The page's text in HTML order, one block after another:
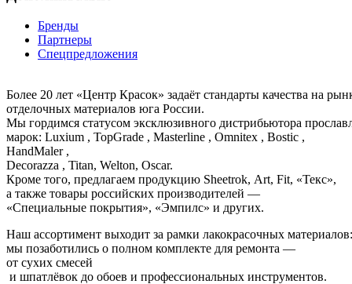
Бренды
Партнеры
Спецпредложения
Более 20 лет «Центр Красок» задаёт стандарты качества на
отделочных материалов юга России.
Мы гордимся статусом эксклюзивного дистрибьютора
марок: Luxium , TopGrade , Masterline , Omnitex , Bostic ,
HandMaler ,
Decorazza , Titan, Welton, Oscar.
Кроме того, предлагаем продукцию Sheetrok, Art, Fit, «Текс»,
а также товары российских производителей —
«Специальные покрытия», «Эмпилс» и других.
Наш ассортимент выходит за рамки лакокрасочных
мы позаботились о полном комплекте для ремонта —
от сухих смесей
и шпатлёвок до обоев и профессиональных инструментов.